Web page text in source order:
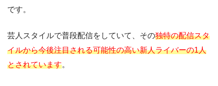
です。
芸人スタイルで普段配信をしていて、その独特の配信スタ
イルから今後注目される可能性の高い新人ライバーの1人
とされています。